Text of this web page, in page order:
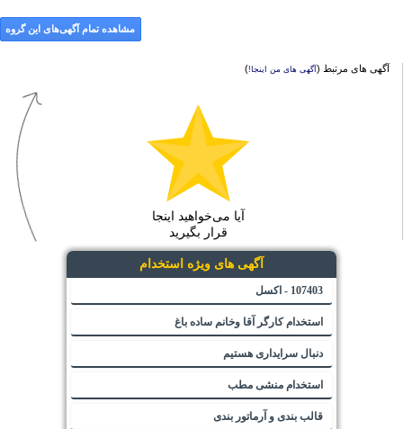
آیا می‌خواهید اینجا
قرار بگیرید
آگهی های ویژه استخدام
107403 - اکسل
استخدام کارگر آقا وخانم ساده باغ
دنبال سرایداری هستیم
استخدام منشی مطب